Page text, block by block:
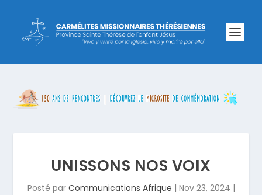
UNISSONS NOS VOIX
Posté par Communications Afrique | Nov 23, 2024 |